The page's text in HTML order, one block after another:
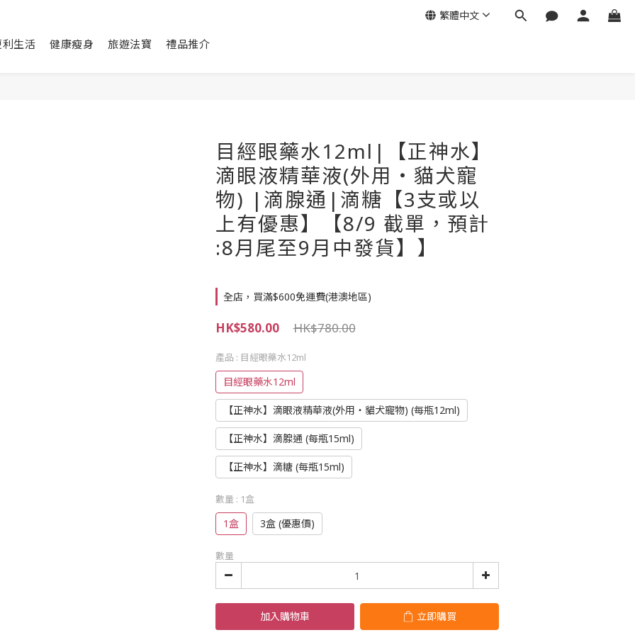
利生活 健康瘦身 旅遊法寶 禮品推介
繁體中文
目經眼藥水12ml|【正神水】
滴眼液精華液(外用・貓犬寵
物) |滴腺通|滴糖【3支或以
上有優惠】【8/9 截單，預計
:8月尾至9月中發貨】】
全店，買滿$600免運費(港澳地區)
HK$780.00
HK$580.00
產品 : 目經眼藥水12ml
目經眼藥水12ml
【正神水】滴眼液精華液(外用・貓犬寵物) (每瓶12ml)
【正神水】滴腺通 (每瓶15ml)
【正神水】滴糖 (每瓶15ml)
數量 : 1盒
1盒 3盒 (優惠價)
數量
加入購物車 立即購買